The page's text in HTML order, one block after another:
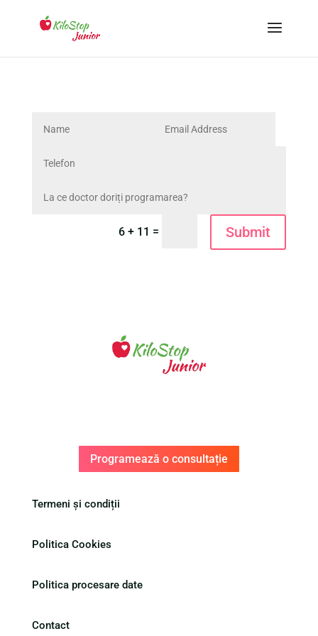
6 + 11 = Submit
Programează o consultație
Termeni și condiții
Politica Cookies
Politica procesare date
Contact